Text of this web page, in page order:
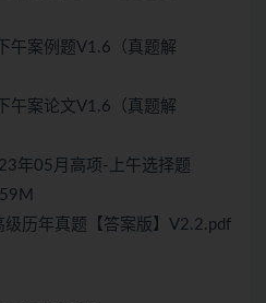
午案例题V1.6（真题解
午案论文V1.6（真题解
年05月高项-上午选择题
历年真题【答案版】V2.2.pdf